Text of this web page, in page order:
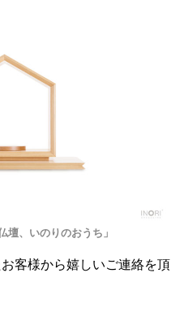
壇、いのりのおうち」
客様から嬉しいご連絡を頂